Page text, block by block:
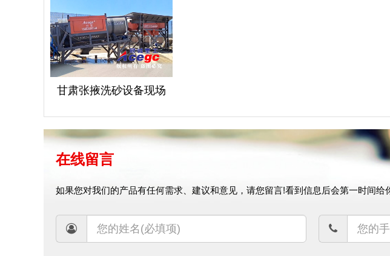
甘肃张掖洗砂设备现场
甘肃张掖洗砂设备现场
在线留言
如果您对我们的产品有任何需求、建议和意见，请您留言!看到信息后会第一时间给